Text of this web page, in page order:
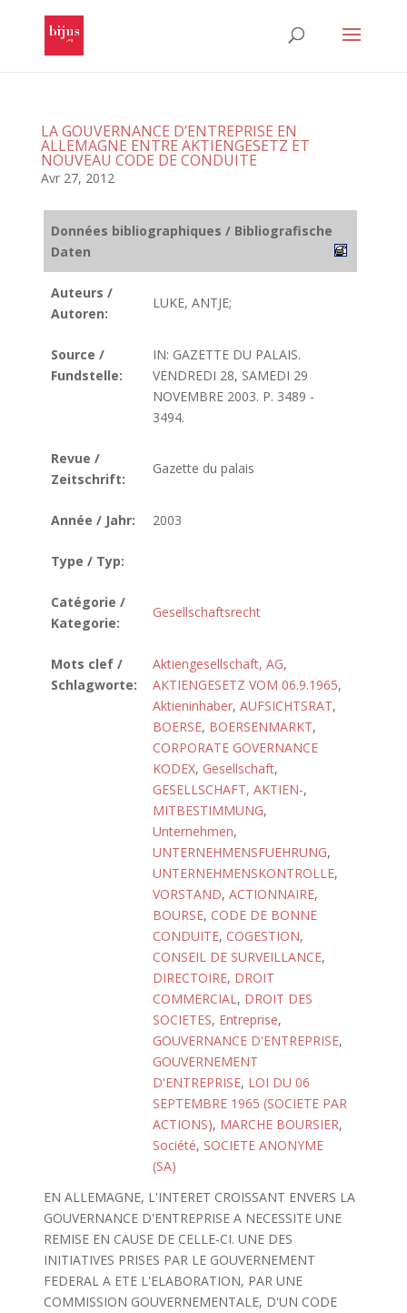
LA GOUVERNANCE D’ENTREPRISE EN
ALLEMAGNE ENTRE AKTIENGESETZ ET
NOUVEAU CODE DE CONDUITE
Avr 27, 2012
Données bibliographiques / Bibliografische
Daten
Auteurs /
Autoren:
LUKE, ANTJE;
Source /
Fundstelle:
IN: GAZETTE DU PALAIS.
VENDREDI 28, SAMEDI 29
NOVEMBRE 2003. P. 3489 -
3494.
Revue /
Zeitschrift:
Gazette du palais
Année / Jahr: 2003
Type / Typ:
Catégorie /
Kategorie:
Gesellschaftsrecht
Mots clef /
Schlagworte:
Aktiengesellschaft, AG,
AKTIENGESETZ VOM 06.9.1965,
Aktieninhaber, AUFSICHTSRAT,
BOERSE, BOERSENMARKT,
CORPORATE GOVERNANCE
KODEX, Gesellschaft,
GESELLSCHAFT, AKTIEN-,
MITBESTIMMUNG,
Unternehmen,
UNTERNEHMENSFUEHRUNG,
UNTERNEHMENSKONTROLLE,
VORSTAND, ACTIONNAIRE,
BOURSE, CODE DE BONNE
CONDUITE, COGESTION,
CONSEIL DE SURVEILLANCE,
DIRECTOIRE, DROIT
COMMERCIAL, DROIT DES
SOCIETES, Entreprise,
GOUVERNANCE D'ENTREPRISE,
GOUVERNEMENT
D'ENTREPRISE, LOI DU 06
SEPTEMBRE 1965 (SOCIETE PAR
ACTIONS), MARCHE BOURSIER,
Société, SOCIETE ANONYME
(SA)
EN ALLEMAGNE, L'INTERET CROISSANT ENVERS LA
GOUVERNANCE D'ENTREPRISE A NECESSITE UNE
REMISE EN CAUSE DE CELLE-CI. UNE DES
INITIATIVES PRISES PAR LE GOUVERNEMENT
FEDERAL A ETE L'ELABORATION, PAR UNE
COMMISSION GOUVERNEMENTALE, D'UN CODE